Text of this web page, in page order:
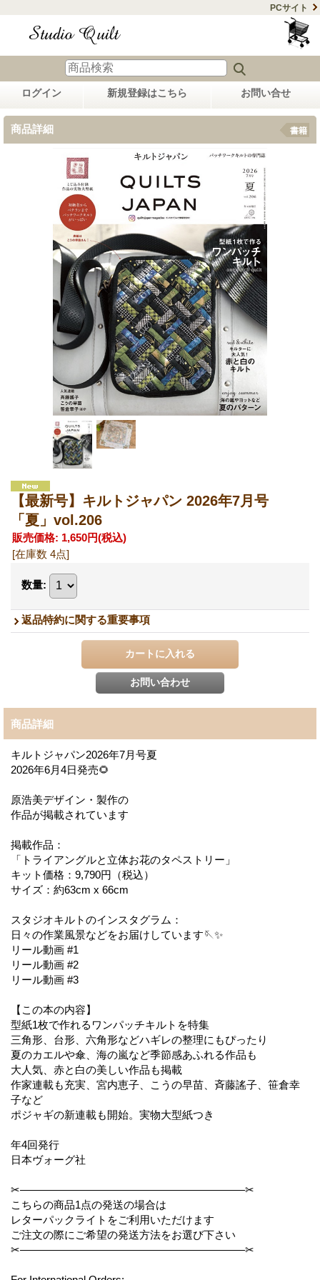
PCサイト
ログイン 新規登録はこちら お問い合せ
商品詳細 書籍
【最新号】キルトジャパン 2026年7月号
「夏」vol.206
販売価格: 1,650円(税込)
[在庫数 4点]
数量:
返品特約に関する重要事項
商品詳細
キルトジャパン2026年7月号夏
2026年6月4日発売🌻
原浩美デザイン・製作の
作品が掲載されています
掲載作品：
「トライアングルと立体お花のタペストリー」
キット価格：9,790円（税込）
サイズ：約63cm x 66cm
スタジオキルトのインスタグラム：
日々の作業風景などをお届けしています🪡✨
リール動画 #1
リール動画 #2
リール動画 #3
【この本の内容】
型紙1枚で作れるワンパッチキルトを特集
三角形、台形、六角形などハギレの整理にもぴったり
夏のカエルや傘、海の嵐など季節感あふれる作品も
大人気、赤と白の美しい作品も掲載
作家連載も充実、宮内恵子、こうの早苗、斉藤謠子、笹倉幸
子など
ポジャギの新連載も開始。実物大型紙つき
年4回発行
日本ヴォーグ社
✂︎—————————————————————✂︎
こちらの商品1点の発送の場合は
レターパックライトをご利用いただけます
ご注文の際にご希望の発送方法をお選び下さい
✂︎—————————————————————✂︎